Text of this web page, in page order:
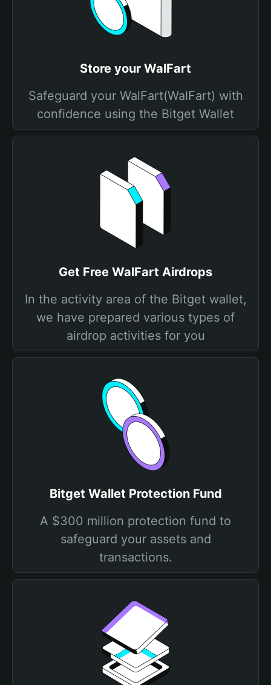
Store your WalFart
Safeguard your WalFart(WalFart) with
confidence using the Bitget Wallet
Get Free WalFart Airdrops
In the activity area of the Bitget wallet,
we have prepared various types of
airdrop activities for you
Bitget Wallet Protection Fund
A $300 million protection fund to
safeguard your assets and
transactions.